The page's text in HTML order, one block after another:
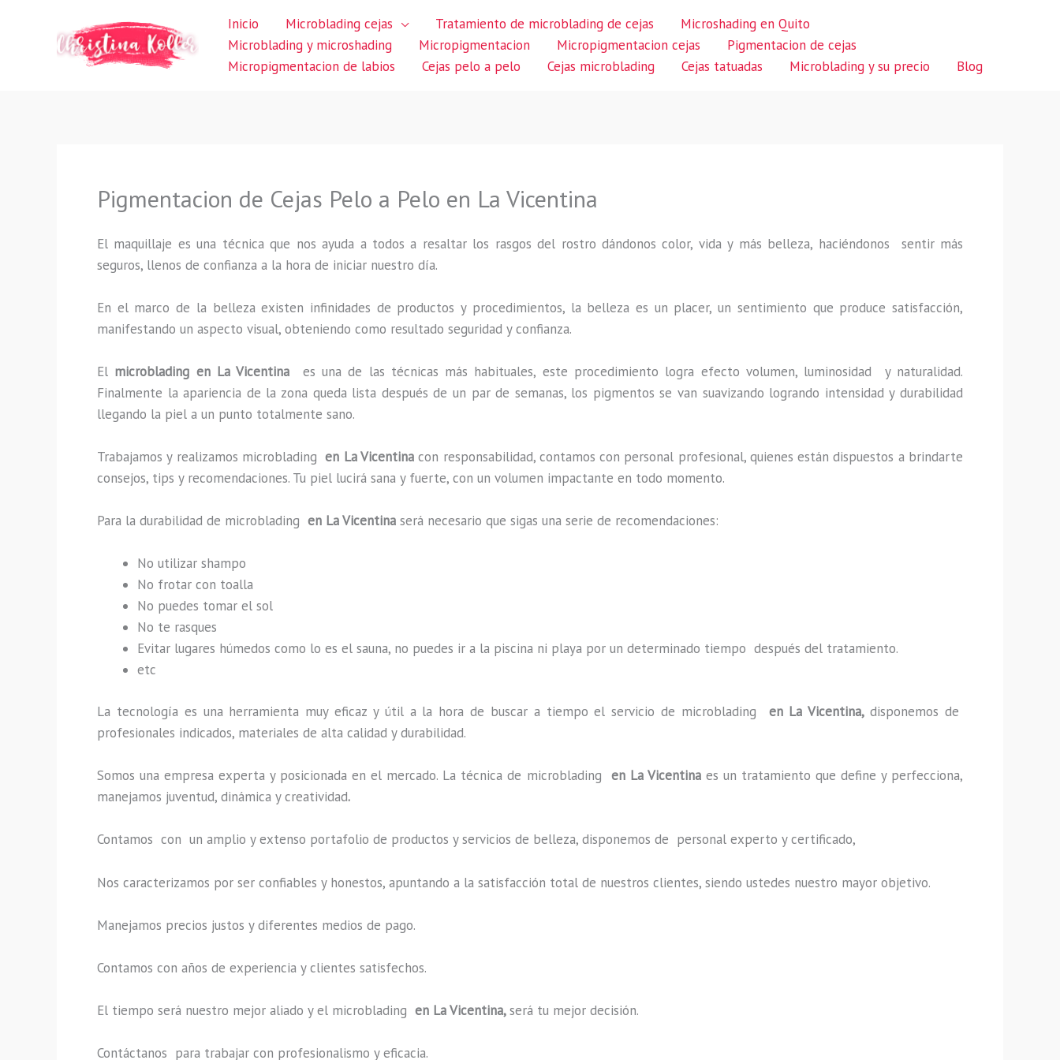
Inicio Microblading cejas Tratamiento de microblading de cejas
Microshading en Quito
Microblading y microshading
Micropigmentacion Micropigmentacion cejas
Pigmentacion de cejas
Micropigmentacion de labios
Cejas pelo a pelo Cejas microblading Cejas tatuadas Microblading y su precio Blog
Pigmentacion de Cejas Pelo a Pelo en La Vicentina
El maquillaje es una técnica que nos ayuda a todos a resaltar los rasgos del rostro dándonos color, vida y más belleza, haciéndonos sentir más
seguros, llenos de confianza a la hora de iniciar nuestro día.
En el marco de la belleza existen infinidades de productos y procedimientos, la belleza es un placer, un sentimiento que produce satisfacción,
manifestando un aspecto visual, obteniendo como resultado seguridad y confianza.
El microblading en La Vicentina es una de las técnicas más habituales, este procedimiento logra efecto volumen, luminosidad y naturalidad.
Finalmente la apariencia de la zona queda lista después de un par de semanas, los pigmentos se van suavizando logrando intensidad y durabilidad
llegando la piel a un punto totalmente sano.
Trabajamos y realizamos microblading en La Vicentinacon responsabilidad, contamos con personal profesional, quienes están dispuestos a brindarte
consejos, tips y recomendaciones. Tu piel lucirá sana y fuerte, con un volumen impactante en todo momento.
Para la durabilidad de microblading en La Vicentina será necesario que sigas una serie de recomendaciones:
No utilizar shampo
No frotar con toalla
No puedes tomar el sol
No te rasques
Evitar lugares húmedos como lo es el sauna, no puedes ir a la piscina ni playa por un determinado tiempo después del tratamiento.
etc
La tecnología es una herramienta muy eficaz y útil a la hora de buscar a tiempo el servicio de microblading en La Vicentina,disponemos de
profesionales indicados, materiales de alta calidad y durabilidad.
Somos una empresa experta y posicionada en el mercado. La técnica de microblading en La Vicentina es un tratamiento que define y perfecciona,
manejamos juventud, dinámica y creatividad.
Contamos con un amplio y extenso portafolio de productos y servicios de belleza, disponemos de personal experto y certificado,
Nos caracterizamos por ser confiables y honestos, apuntando a la satisfacción total de nuestros clientes, siendo ustedes nuestro mayor objetivo.
Manejamos precios justos y diferentes medios de pago.
Contamos con años de experiencia y clientes satisfechos.
El tiempo será nuestro mejor aliado y el microblading en La Vicentina,será tu mejor decisión.
Contáctanos para trabajar con profesionalismo y eficacia.